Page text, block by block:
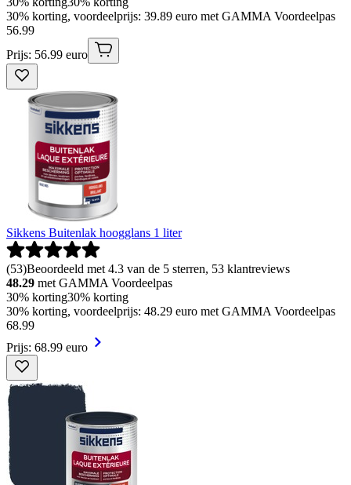
30% korting, voordeelprijs: 39.89 euro met GAMMA Voordeelpas
56.99
Prijs: 56.99 euro
Sikkens Buitenlak hoogglans 1 liter
(53)Beoordeeld met 4.3 van de 5 sterren, 53 klantreviews
48.29 met GAMMA Voordeelpas
30% korting30% korting
30% korting, voordeelprijs: 48.29 euro met GAMMA Voordeelpas
68.99
Prijs: 68.99 euro